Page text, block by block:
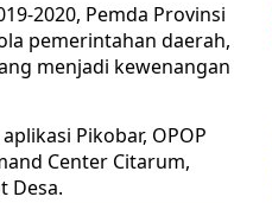
2020, Pemda Provinsi
pemerintahan daerah,
menjadi kewenangan
Pikobar, OPOP
Center Citarum,
Desa.